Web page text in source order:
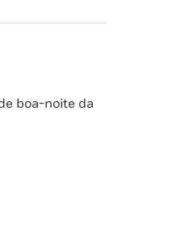
boa-noite da